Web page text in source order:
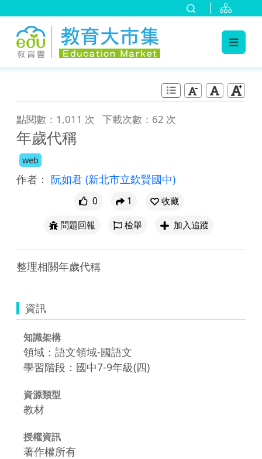
點閱數：1,011 次 下載次數：62 次
年歲代稱
web
作者： 阮如君 (新北市立欽賢國中)
0 1
收藏
問題回報
檢舉 加入追蹤
整理相關年歲代稱
資訊
知識架構
領域：語文領域-國語文
學習階段：國中7-9年級(四)
資源類型
教材
授權資訊
著作權所有